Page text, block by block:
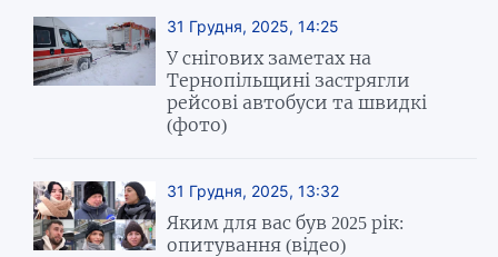
31 Грудня, 2025, 14:25
У снігових заметах на
Тернопільщині застрягли
рейсові автобуси та швидкі
(фото)
31 Грудня, 2025, 13:32
Яким для вас був 2025 рік:
опитування (відео)